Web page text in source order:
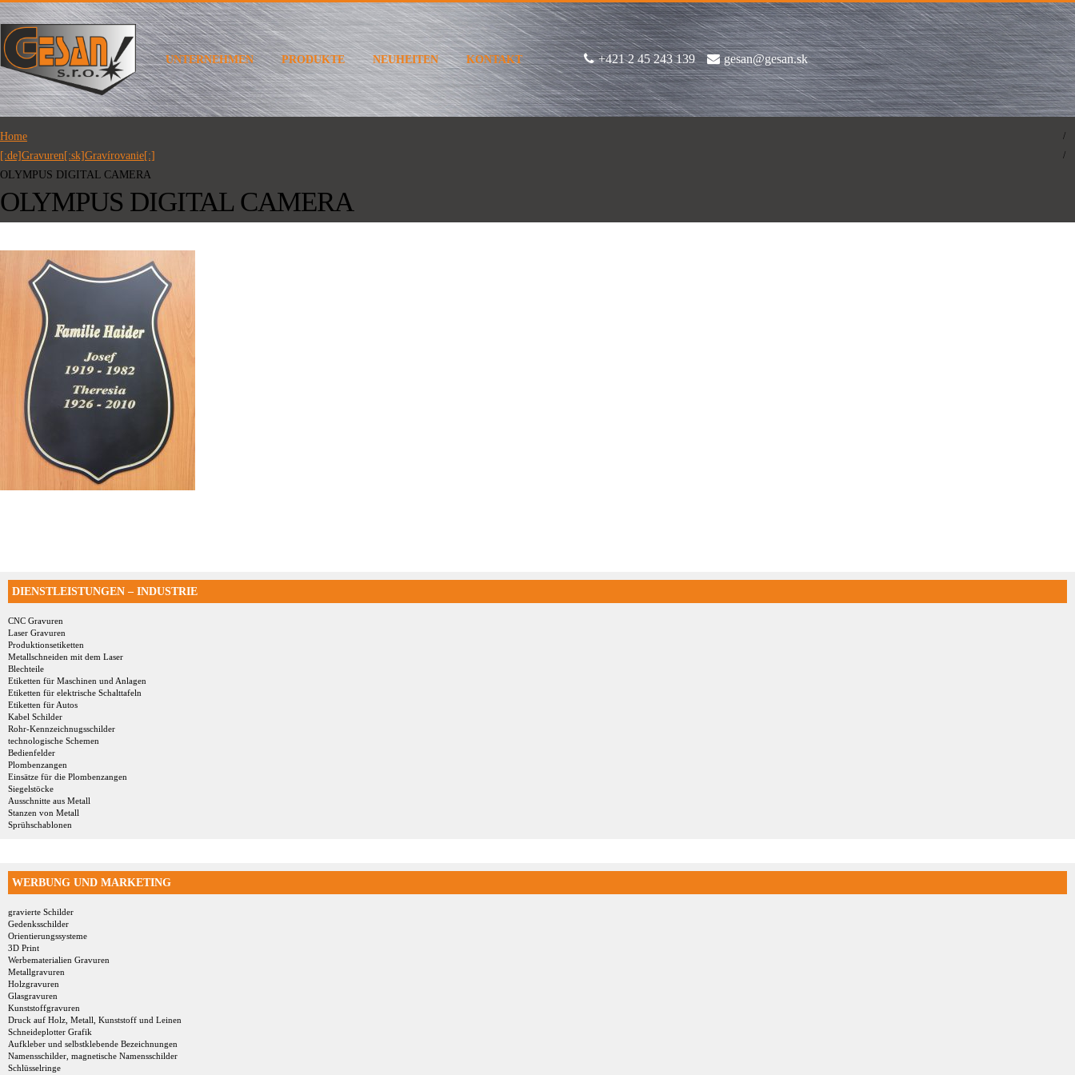
UNTERNEHMEN PRODUKTE NEUHEITEN KONTAKT +421 2 45 243 139 gesan@gesan.sk
Home
[:de]Gravuren[:sk]Gravírovanie[:]
OLYMPUS DIGITAL CAMERA
OLYMPUS DIGITAL CAMERA
DIENSTLEISTUNGEN – INDUSTRIE
CNC Gravuren
Laser Gravuren
Produktionsetiketten
Metallschneiden mit dem Laser
Blechteile
Etiketten für Maschinen und Anlagen
Etiketten für elektrische Schalttafeln
Etiketten für Autos
Kabel Schilder
Rohr-Kennzeichnugsschilder
technologische Schemen
Bedienfelder
Plombenzangen
Einsätze für die Plombenzangen
Siegelstöcke
Ausschnitte aus Metall
Stanzen von Metall
Sprühschablonen
WERBUNG UND MARKETING
gravierte Schilder
Gedenksschilder
Orientierungssysteme
3D Print
Werbematerialien Gravuren
Metallgravuren
Holzgravuren
Glasgravuren
Kunststoffgravuren
Druck auf Holz, Metall, Kunststoff und Leinen
Schneideplotter Grafik
Aufkleber und selbstklebende Bezeichnungen
Namensschilder, magnetische Namensschilder
Schlüsselringe